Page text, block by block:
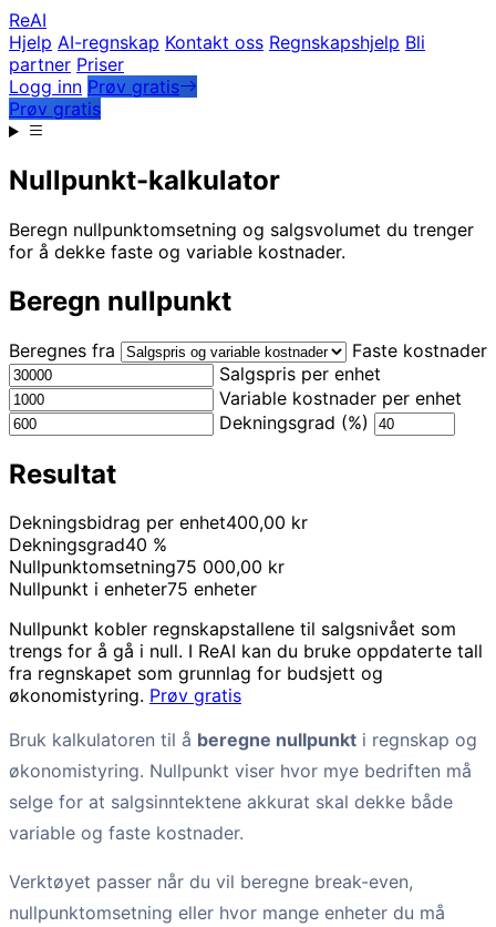
ReAI
Hjelp AI-regnskap Kontakt oss Regnskapshjelp Bli
partner Priser
Logg inn Prøv gratis
Prøv gratis
Nullpunkt-kalkulator
Beregn nullpunktomsetning og salgsvolumet du trenger
for å dekke faste og variable kostnader.
Beregn nullpunkt
Beregnes fra
Faste kostnader
Salgspris per enhet
Variable kostnader per enhet
Dekningsgrad (%)
Resultat
Dekningsbidrag per enhet400,00 kr
Dekningsgrad40 %
Nullpunktomsetning75 000,00 kr
Nullpunkt i enheter75 enheter
Nullpunkt kobler regnskapstallene til salgsnivået som
trengs for å gå i null. I ReAI kan du bruke oppdaterte tall
fra regnskapet som grunnlag for budsjett og
økonomistyring. Prøv gratis
Bruk kalkulatoren til å beregne nullpunkt i regnskap og
økonomistyring. Nullpunkt viser hvor mye bedriften må
selge for at salgsinntektene akkurat skal dekke både
variable og faste kostnader.
Verktøyet passer når du vil beregne break-even,
nullpunktomsetning eller hvor mange enheter du må